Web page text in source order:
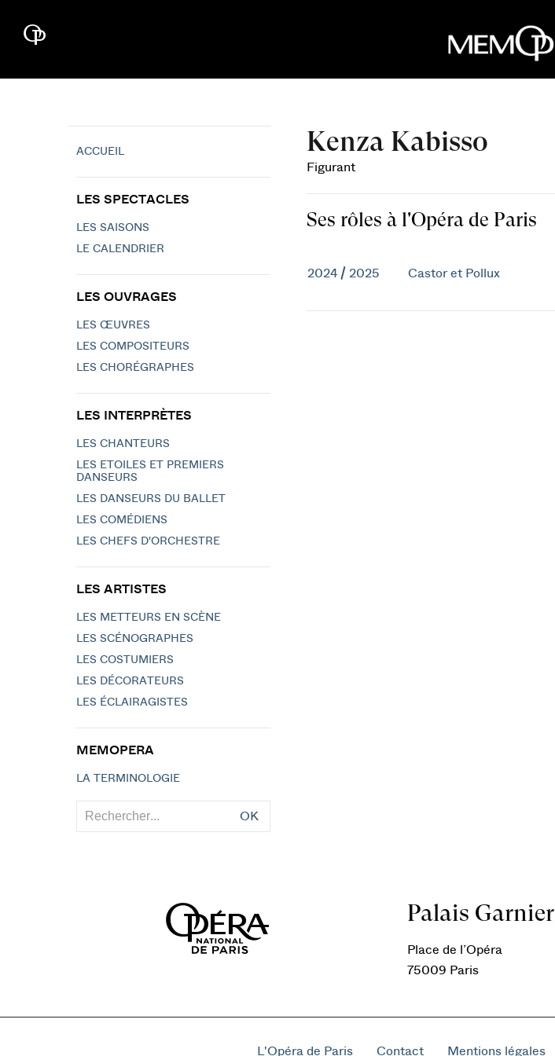
Kenza Kabisso
Figurant
Ses rôles à l'Opéra de Paris
2024 / 2025 Castor et Pollux
ACCUEIL
LES SPECTACLES
LES SAISONS
LE CALENDRIER
LES OUVRAGES
LES ŒUVRES
LES COMPOSITEURS
LES CHORÉGRAPHES
LES INTERPRÈTES
LES CHANTEURS
LES ETOILES ET PREMIERS
DANSEURS
LES DANSEURS DU BALLET
LES COMÉDIENS
LES CHEFS D'ORCHESTRE
LES ARTISTES
LES METTEURS EN SCÈNE
LES SCÉNOGRAPHES
LES COSTUMIERS
LES DÉCORATEURS
LES ÉCLAIRAGISTES
MEMOPERA
LA TERMINOLOGIE
OK
Palais Garnier
Place de l’Opéra
75009 Paris
L'Opéra de Paris Contact Mentions légales